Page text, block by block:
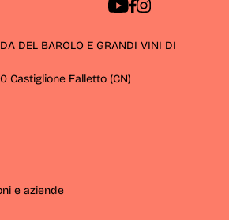
DEL BAROLO E GRANDI VINI DI
Castiglione Falletto (CN)
e aziende